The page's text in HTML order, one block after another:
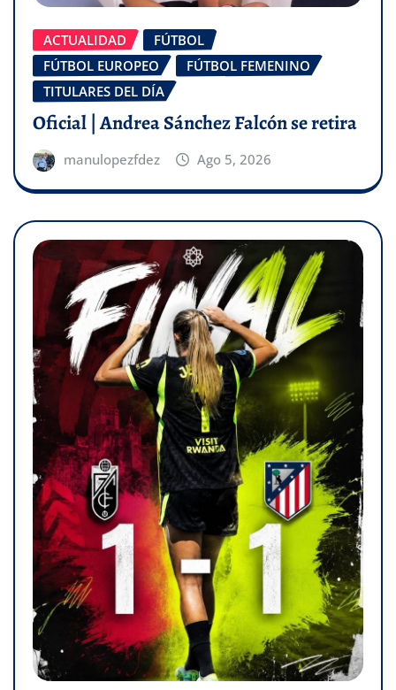
ACTUALIDAD
FÚTBOL
FÚTBOL EUROPEO
FÚTBOL FEMENINO
TITULARES DEL DÍA
Oficial | Andrea Sánchez Falcón se retira
manulopezfdez Ago 5, 2026